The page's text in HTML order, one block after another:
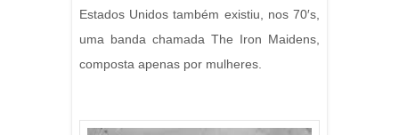
Estados Unidos também existiu, nos 70′s,
uma banda chamada The Iron Maidens,
composta apenas por mulheres.